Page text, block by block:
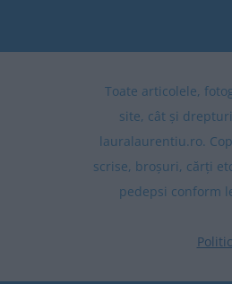
Toate articolele,
site, cât și
lauralaurentiu.ro.
scrise, broșuri, cărți
pedepsi conform